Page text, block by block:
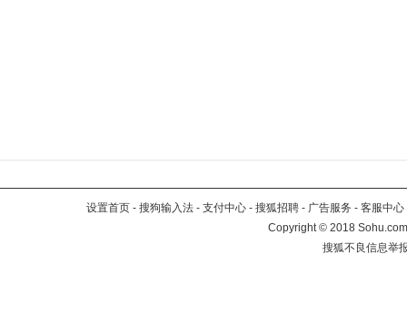
设置首页 - 搜狗输入法 - 支付中心 - 搜狐招聘 - 广告服务 - 客服中心
Copyright©2018
搜狐不良信息举